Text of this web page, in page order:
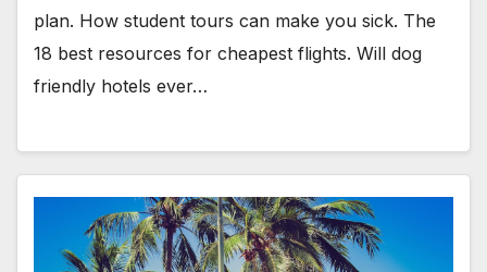
plan. How student tours can make you sick. The
18 best resources for cheapest flights. Will dog
friendly hotels ever…